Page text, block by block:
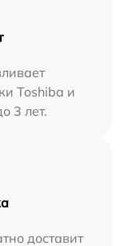
Toshiba и
3 лет.
доставит